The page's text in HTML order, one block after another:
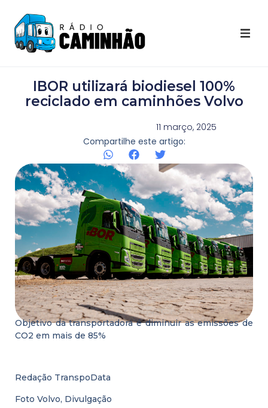
Destaques Youtube
Galeria de Fotos
Agenda
Contato
IBOR utilizará biodiesel 100%
reciclado em caminhões Volvo
11 março, 2025
Compartilhe este artigo:
Objetivo da transportadora é diminuir as emissões de
CO2 em mais de 85%
Redação TranspoData
Foto Volvo, Divulgação